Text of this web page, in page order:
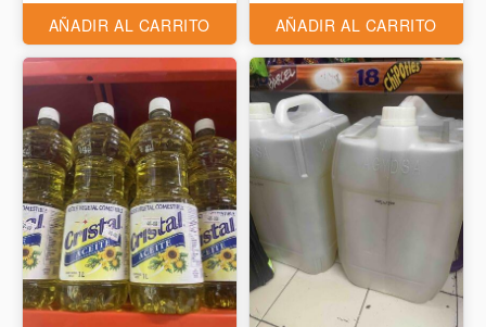
AÑADIR AL CARRITO AÑADIR AL CARRITO